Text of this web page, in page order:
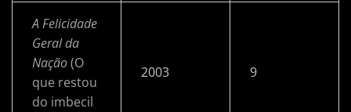
A Felicidade
Geral da
Nação(O
que restou
do imbecil
2003 9